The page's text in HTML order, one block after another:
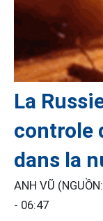
La
controle
dans la
ANH VŨ
- 06:47